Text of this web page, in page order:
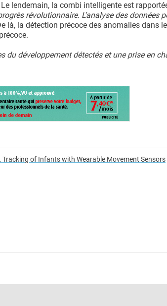
Le lendemain, la combi intelligente est
révolutionnaire. L’analyse des données
là, la détection précoce des anomalies dans le
développement détectés et une prise en
of Infants with Wearable Movement Sensors